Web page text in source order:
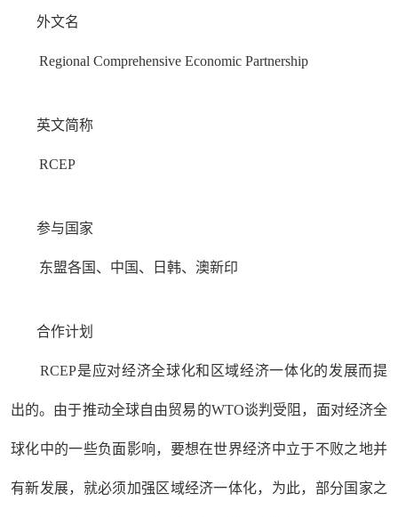
外文名
Regional Comprehensive Economic Partnership
英文简称
RCEP
参与国家
东盟各国、中国、日韩、澳新印
合作计划
RCEP是应对经济全球化和区域经济一体化的发展而提
出的。由于推动全球自由贸易的WTO谈判受阻，面对经济全
球化中的一些负面影响，要想在世界经济中立于不败之地并
有新发展，就必须加强区域经济一体化，为此，部分国家之